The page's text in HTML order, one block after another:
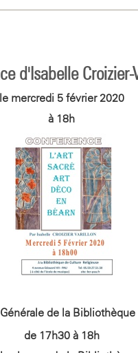
d'Isabelle
le mercredi 5 février 2020
à 18h
de la Bibliothèque
de 17h30 à 18h